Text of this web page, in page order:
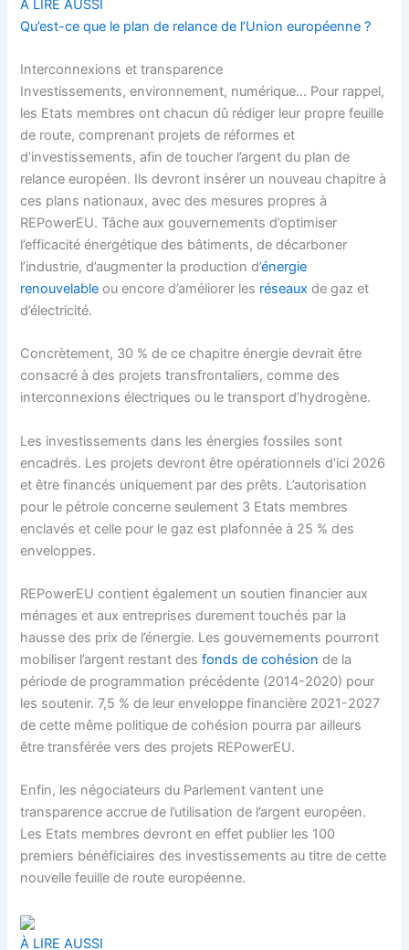
À LIRE AUSSI
Qu’est-ce que le plan de relance de l’Union européenne ?
Interconnexions et transparence
Investissements, environnement, numérique… Pour rappel,
les Etats membres ont chacun dû rédiger leur propre feuille
de route, comprenant projets de réformes et
d’investissements, afin de toucher l’argent du plan de
relance européen. Ils devront insérer un nouveau chapitre à
ces plans nationaux, avec des mesures propres à
REPowerEU. Tâche aux gouvernements d’optimiser
l’efficacité énergétique des bâtiments, de décarboner
l’industrie, d’augmenter la production d’énergie
renouvelable ou encore d’améliorer les réseaux de gaz et
d’électricité.
Concrètement, 30 % de ce chapitre énergie devrait être
consacré à des projets transfrontaliers, comme des
interconnexions électriques ou le transport d’hydrogène.
Les investissements dans les énergies fossiles sont
encadrés. Les projets devront être opérationnels d’ici 2026
et être financés uniquement par des prêts. L’autorisation
pour le pétrole concerne seulement 3 Etats membres
enclavés et celle pour le gaz est plafonnée à 25 % des
enveloppes.
REPowerEU contient également un soutien financier aux
ménages et aux entreprises durement touchés par la
hausse des prix de l’énergie. Les gouvernements pourront
mobiliser l’argent restant desfonds de cohésion de la
période de programmation précédente (2014-2020) pour
les soutenir. 7,5 % de leur enveloppe financière 2021-2027
de cette même politique de cohésion pourra par ailleurs
être transférée vers des projets REPowerEU.
Enfin, les négociateurs du Parlement vantent une
transparence accrue de l’utilisation de l’argent européen.
Les Etats membres devront en effet publier les 100
premiers bénéficiaires des investissements au titre de cette
nouvelle feuille de route européenne.
À LIRE AUSSI